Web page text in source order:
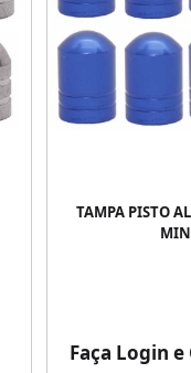
TAMPA PISTO
Faça Login